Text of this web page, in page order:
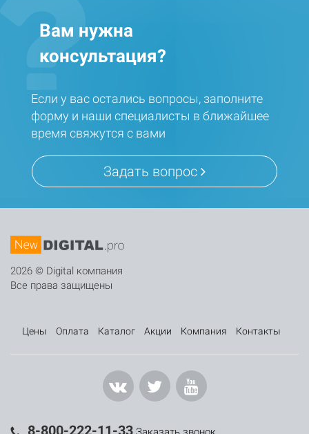
Вам нужна
консультация?
Если у вас остались вопросы, заполните
форму и наши специалисты в ближайшее
время свяжутся с вами
Задать вопрос
2026 © Digital компания
Все права защищены
Цены Оплата Каталог Акции Компания Контакты
8-800-222-11-33